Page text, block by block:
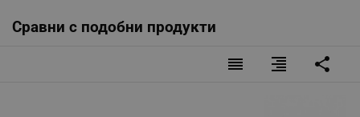
Сравни с подобни продукти
reorder format_align_right share